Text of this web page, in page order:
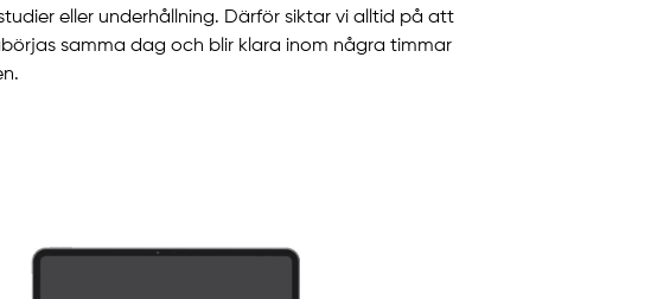
eller underhållning. Därför siktar vi alltid på att
samma dag och blir klara inom några timmar